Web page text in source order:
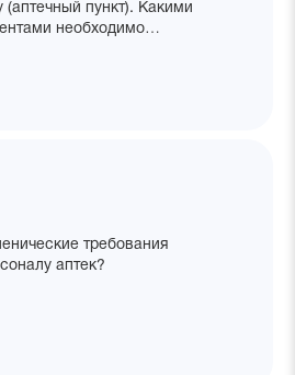
(аптечный пункт). Какими
необходимо
требования
аптек?